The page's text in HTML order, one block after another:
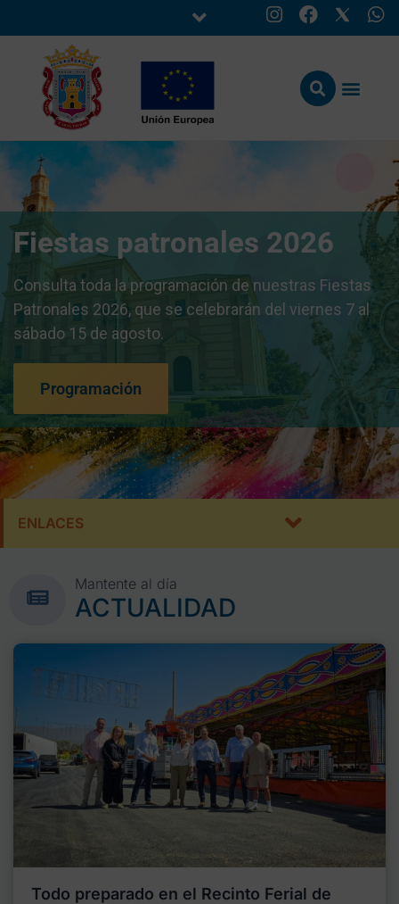
Fiestas patronales 2026
Consulta toda la programación de nuestras Fiestas
Patronales 2026, que se celebrarán del viernes 7 al
sábado 15 de agosto.
Programación
ENLACES
Mantente al día
ACTUALIDAD
Todo preparado en el Recinto Ferial de